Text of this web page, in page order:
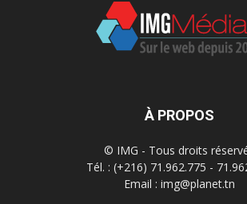
À PROPOS
© IMG - Tous droits
Tél. : (+216) 71.962.775 -
Email : img@planet.tn